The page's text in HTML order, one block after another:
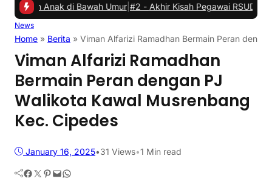
Anak di Bawah Umur|#2 -Akhir Kisah Pegawai RSUD yang Viral
News
Home » Berita » Viman Alfarizi Ramadhan Bermain Peran
Viman Alfarizi Ramadhan
Bermain Peran dengan PJ
Walikota Kawal Musrenbang
Kec. Cipedes
January 16, 2025•31 Views•1 Min read
Facebook Twitter Pinterest Mail WhatsApp